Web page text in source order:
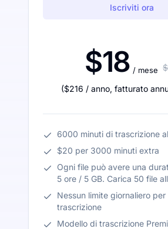
Iscriviti ora
$18 / mese
($216 / anno, fatturato
6000 minuti di trascrizione
$20 per 3000 minuti extra
Ogni file può avere una
5 ore / 5 GB. Carica 50 file
Nessun limite giornaliero per
trascrizione
Modello di trascrizione